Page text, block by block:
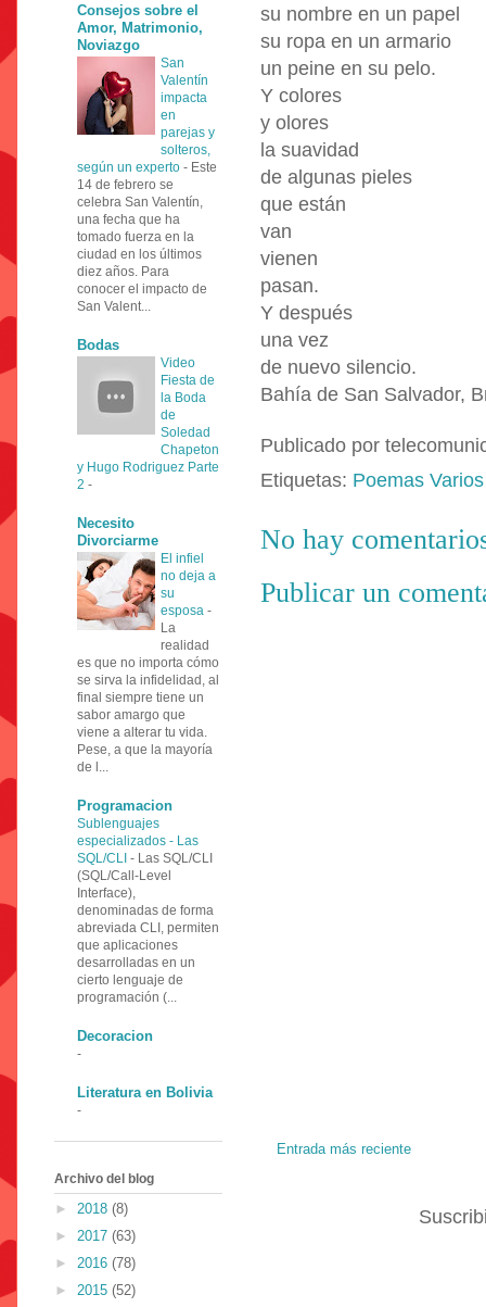
su nombre en un papel
su ropa en un armario
un peine en su pelo.
Y colores
y olores
la suavidad
de algunas pieles
que están
van
vienen
pasan.
Y después
una vez
de nuevo silencio.
Bahía de San Salvador,
Publicado por
Etiquetas: Poemas Varios
No hay
Publicar un
Entrada más reciente
Consejos sobre el
Amor, Matrimonio,
Noviazgo
San
Valentín
impacta
en
parejas y
solteros,
según un experto - Este
14 de febrero se
celebra San Valentín,
una fecha que ha
tomado fuerza en la
ciudad en los últimos
diez años. Para
conocer el impacto de
San Valent...
Bodas
Video
Fiesta de
la Boda
de
Soledad
Chapeton
y Hugo Rodriguez Parte
2 -
Necesito
Divorciarme
El infiel
no deja a
su
esposa -
La
realidad
es que no importa cómo
se sirva la infidelidad, al
final siempre tiene un
sabor amargo que
viene a alterar tu vida.
Pese, a que la mayoría
de l...
Programacion
Sublenguajes
especializados - Las
SQL/CLI - Las SQL/CLI
(SQL/Call-Level
Interface),
denominadas de forma
abreviada CLI, permiten
que aplicaciones
desarrolladas en un
cierto lenguaje de
programación (...
Decoracion
-
Literatura en Bolivia
-
Archivo del blog
► 2018 (8)
► 2017 (63)
► 2016 (78)
► 2015 (52)